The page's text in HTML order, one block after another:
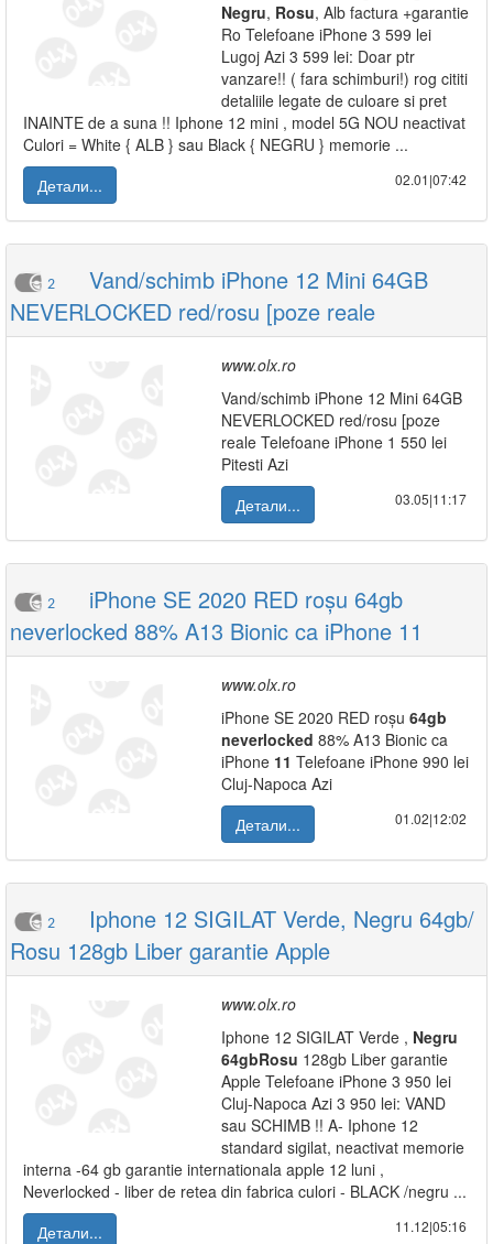
Negru, Rosu, Alb factura +garantie
Ro Telefoane iPhone 3 599 lei
Lugoj Azi 3 599 lei: Doar ptr
vanzare!! ( fara schimburi!) rog cititi
detaliile legate de culoare si pret
INAINTE de a suna !! Iphone 12 mini , model 5G NOU neactivat
Culori = White { ALB } sau Black { NEGRU } memorie ...
Детали...
02.01|07:42
2
Vand/schimb iPhone 12 Mini 64GB
NEVERLOCKED red/rosu [poze reale
www.olx.ro
Vand/schimb iPhone 12 Mini 64GB
NEVERLOCKED red/rosu [poze
reale Telefoane iPhone 1 550 lei
Pitesti Azi
Детали...
03.05|11:17
2
iPhone SE 2020 RED roșu 64gb
neverlocked 88% A13 Bionic ca iPhone 11
www.olx.ro
iPhone SE 2020 RED roșu 64gb
neverlocked 88% A13 Bionic ca
iPhone 11 Telefoane iPhone 990 lei
Cluj-Napoca Azi
Детали...
01.02|12:02
2
Iphone 12 SIGILAT Verde, Negru 64gb/
Rosu 128gb Liber garantie Apple
www.olx.ro
Iphone 12 SIGILAT Verde , Negru
64gbRosu 128gb Liber garantie
Apple Telefoane iPhone 3 950 lei
Cluj-Napoca Azi 3 950 lei: VAND
sau SCHIMB !! A- Iphone 12
standard sigilat, neactivat memorie
interna -64 gb garantie internationala apple 12 luni ,
Neverlocked - liber de retea din fabrica culori - BLACK /negru ...
Детали...
11.12|05:16